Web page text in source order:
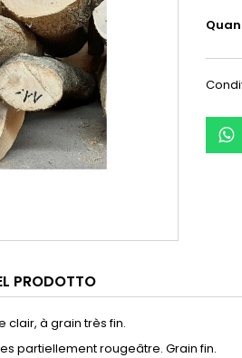
PRODOTTO
clair, à grain très fin.
partiellement rougeâtre. Grain fin.